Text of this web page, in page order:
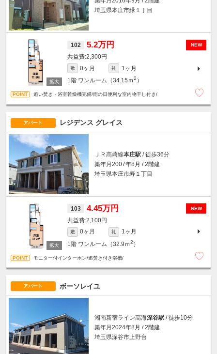
埼玉県本庄市緑１丁目
NEW
102 5.2万円
2,300円
敷 0ヶ月 礼
1ヶ月
1階 ワンルーム（34.15ｍ2 ）
追い焚き・浴室乾燥機完備/雨の日便利な室内物干し付き/
アパート レジデンス グレイス
ＪＲ高崎線本庄駅 / 徒歩36分
築年月2007年8月 / 2階建
埼玉県本庄市寿１丁目
NEW
103 4.45万円
2,100円
敷 0ヶ月 礼
1ヶ月
1階 ワンルーム（32.9ｍ2 ）
モニター付インターホン/追焚き付き浴槽/
アパート ボーソレイユ
湘南新宿ライン高海深谷駅 / 徒歩10分
築年月2024年8月 / 2階建
埼玉県深谷市上野台